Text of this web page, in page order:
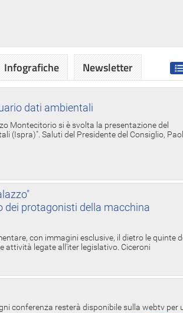
dati ambientali
Montecitorio si è svolta la presentazione del
(Ispra)". Saluti del Presidente del Consiglio,
dei protagonisti della macchina
con immagini esclusive, il dietro le quinte
attività legate all'iter legislativo. Ciceroni
conferenza resterà disponibile sulla webtv per
Infografiche Newsletter